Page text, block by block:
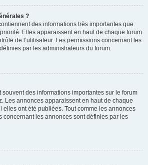
?
des informations très importantes que
Elles apparaissent en haut de chaque forum
de l’utilisateur. Les permissions concernant les
par les administrateurs du forum.
des informations importantes sur le forum
Les annonces apparaissent en haut de chaque
elles ont été publiées. Tout comme les annonces
concernant les annonces sont définies par les